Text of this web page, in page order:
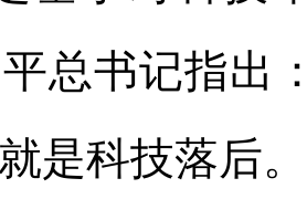
总书记指出
是科技落后